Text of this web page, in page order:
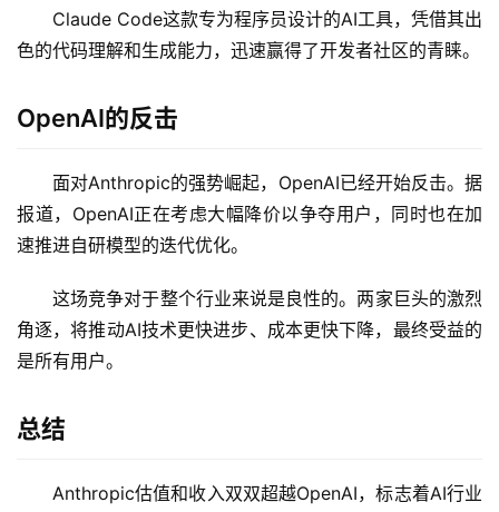
源
目
用
业
/
文
Claude Code这款专为程序员设计的AI工具，凭借其出
色的代码理解和生成能力，迅速赢得了开发者社区的青睐。
OpenAI的反击
面对Anthropic的强势崛起，OpenAI已经开始反击。据
报道，OpenAI正在考虑大幅降价以争夺用户，同时也在加
速推进自研模型的迭代优化。
这场竞争对于整个行业来说是良性的。两家巨头的激烈
角逐，将推动AI技术更快进步、成本更快下降，最终受益的
是所有用户。
总结
Anthropic估值和收入双双超越OpenAI，标志着AI行业